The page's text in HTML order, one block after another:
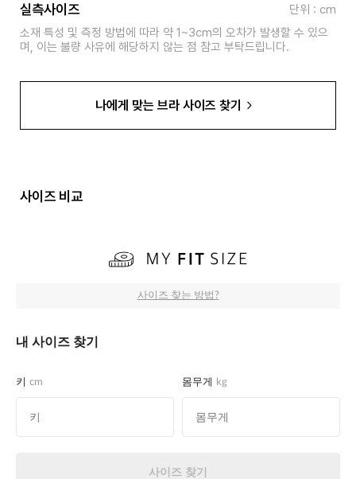
실측사이즈
단위 : cm
소재 특성 및 측정 방법에 따라 약 1~3cm의 오차가 발생할 수 있으
며, 이는 불량 사유에 해당하지 않는 점 참고 부탁드립니다.
나에게 맞는 브라 사이즈 찾기
사이즈 비교